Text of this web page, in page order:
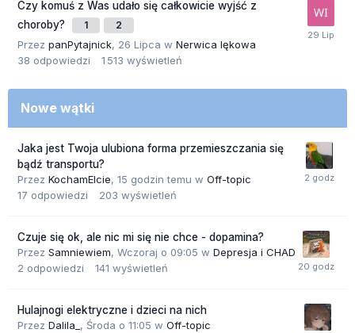
Czy komuś z Was udało się całkowicie wyjść z
choroby?
1 2
Przez panPytajnick, 26 Lipca w Nerwica lękowa
38 odpowiedzi 1 513 wyświetleń
Nowe wątki
Jaka jest Twoja ulubiona forma przemieszczania się
bądź transportu?
Przez KochamElcie, 15 godzin temu w Off-topic
17 odpowiedzi 203 wyświetleń
Czuje się ok, ale nic mi się nie chce - dopamina?
Przez Samniewiem, Wczoraj o 09:05 w Depresja i CHAD
2 odpowiedzi 141 wyświetleń
Hulajnogi elektryczne i dzieci na nich
Przez Dalila_ , Środa o 11:05 w Off-topic